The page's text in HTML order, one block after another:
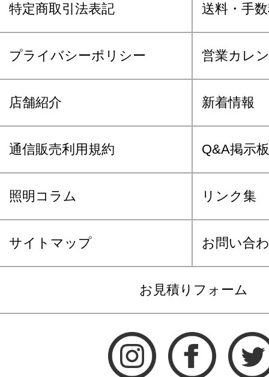
特定商取引法表記 送料・手
プライバシーポリシー 営業カレ
店舗紹介 新着情報
通信販売利用規約 Q&A掲示板
照明コラム リンク集
サイトマップ お問い合
お見積りフォーム